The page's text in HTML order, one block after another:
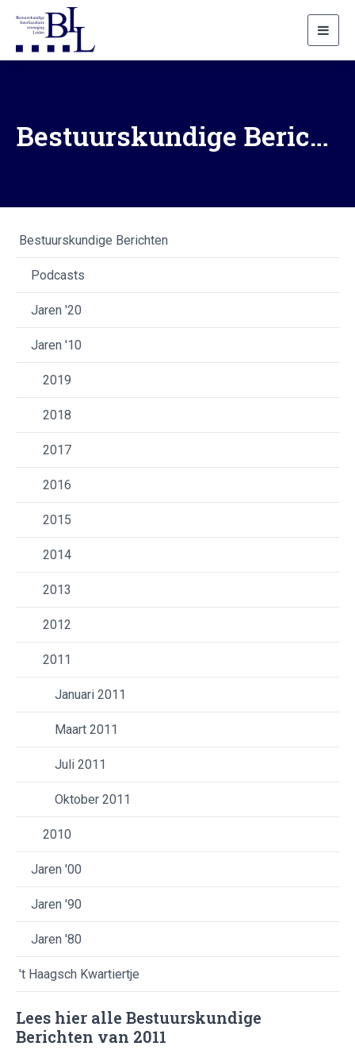
Bestuurskundige Berichten 2011
Bestuurskundige Berichten
Podcasts
Jaren '20
Jaren '10
2019
2018
2017
2016
2015
2014
2013
2012
2011
Januari 2011
Maart 2011
Juli 2011
Oktober 2011
2010
Jaren '00
Jaren '90
Jaren '80
't Haagsch Kwartiertje
Lees hier alle Bestuurskundige
Berichten van 2011